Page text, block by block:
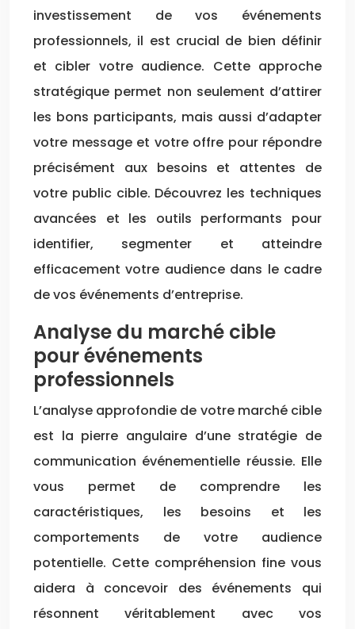
investissement de vos événements
professionnels, il est crucial de bien définir
et cibler votre audience. Cette approche
stratégique permet non seulement d’attirer
les bons participants, mais aussi d’adapter
votre message et votre offre pour répondre
précisément aux besoins et attentes de
votre public cible. Découvrez les techniques
avancées et les outils performants pour
identifier, segmenter et atteindre
efficacement votre audience dans le cadre
de vos événements d’entreprise.
Analyse du marché cible
pour événements
professionnels
L’analyse approfondie de votre marché cible
est la pierre angulaire d’une stratégie de
communication événementielle réussie. Elle
vous permet de comprendre les
caractéristiques, les besoins et les
comportements de votre audience
potentielle. Cette compréhension fine vous
aidera à concevoir des événements qui
résonnent véritablement avec vos